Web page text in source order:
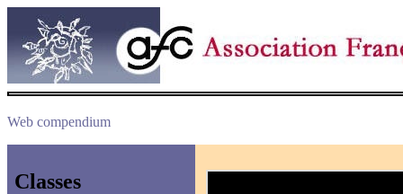
Web compendium
Classes